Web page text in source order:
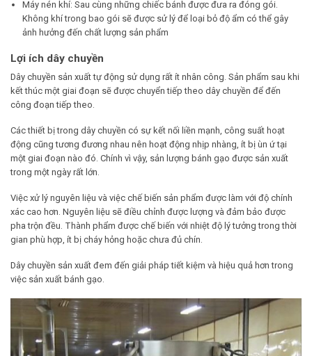
Máy nén khí: Sau cùng những chiếc bánh được đưa ra đóng gói.
Không khí trong bao gói sẽ được sử lý để loại bỏ độ ẩm có thể gây
ảnh hưởng đến chất lượng sản phẩm
Lợi ích dây chuyền
Dây chuyền sản xuất tự động sử dụng rất ít nhân công. Sản phẩm sau khi
kết thúc một giai đoạn sẽ được chuyển tiếp theo dây chuyền để đến
công đoạn tiếp theo.
Các thiết bị trong dây chuyền có sự kết nối liền mạnh, công suất hoạt
động cũng tương đương nhau nên hoạt động nhịp nhàng, ít bị ùn ứ tại
một giai đoạn nào đó. Chính vì vậy, sản lượng bánh gạo được sản xuất
trong một ngày rất lớn.
Việc xử lý nguyên liệu và việc chế biến sản phẩm được làm với độ chính
xác cao hơn. Nguyên liệu sẽ điều chỉnh được lượng và đảm bảo được
pha trộn đều. Thành phẩm được chế biến với nhiệt độ lý tưởng trong thời
gian phù hợp, ít bị cháy hỏng hoặc chưa đủ chín.
Dây chuyền sản xuất đem đến giải pháp tiết kiệm và hiệu quả hơn trong
việc sản xuất bánh gạo.